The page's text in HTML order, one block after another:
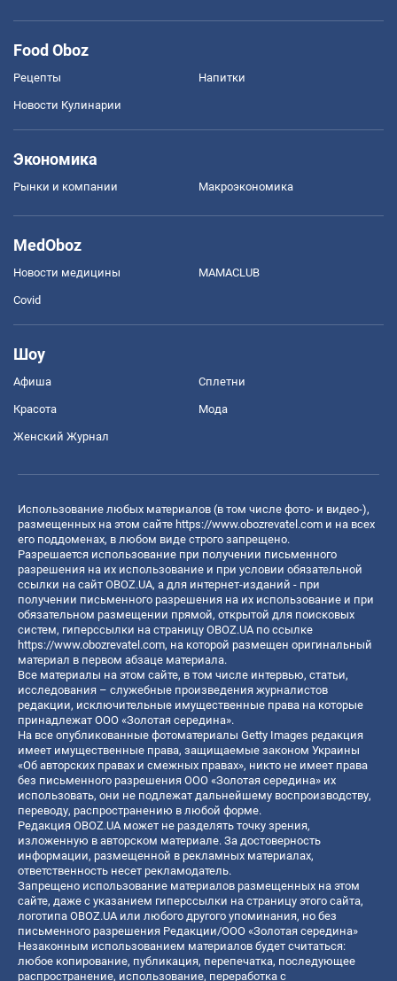
Food Oboz
Рецепты Напитки
Новости Кулинарии
Экономика
Рынки и компании Mакроэкономика
MedOboz
Новости медицины MAMACLUB
Covid
Шоу
Афиша Сплетни
Красота Мода
Женский Журнал
Использование любых материалов (в том числе фото- и видео-),
размещенных на этом сайте https://www.obozrevatel.com и на всех
его поддоменах, в любом виде строго запрещено.
Разрешается использование при получении письменного
разрешения на их использование и при условии обязательной
ссылки на сайт OBOZ.UA, а для интернет-изданий - при
получении письменного разрешения на их использование и при
обязательном размещении прямой, открытой для поисковых
систем, гиперссылки на страницу OBOZ.UA по ссылке
https://www.obozrevatel.com, на которой размещен оригинальный
материал в первом абзаце материала.
Все материалы на этом сайте, в том числе интервью, статьи,
исследования – служебные произведения журналистов
редакции, исключительные имущественные права на которые
принадлежат ООО «Золотая середина».
На все опубликованные фотоматериалы Getty Images редакция
имеет имущественные права, защищаемые законом Украины
«Об авторских правах и смежных правах», никто не имеет права
без письменного разрешения ООО «Золотая середина» их
использовать, они не подлежат дальнейшему воспроизводству,
переводу, распространению в любой форме.
Редакция OBOZ.UA может не разделять точку зрения,
изложенную в авторском материале. За достоверность
информации, размещенной в рекламных материалах,
ответственность несет рекламодатель.
Запрещено использование материалов размещенных на этом
сайте, даже с указанием гиперссылки на страницу этого сайта,
логотипа OBOZ.UA или любого другого упоминания, но без
письменного разрешения Редакции/ООО «Золотая середина»
Незаконным использованием материалов будет считаться:
любое копирование, публикация, перепечатка, последующее
распространение, использование, переработка с